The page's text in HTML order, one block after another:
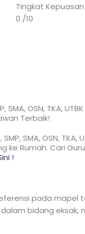
Tingkat Kepuasan
0 /10
SMA, OSN, TKA,
Terbaik!​
SMA, OSN, TKA,
ke Rumah. Cari
!
pada mapel
bidang eksak,